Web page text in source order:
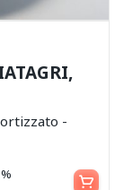
-
Aggiungi al carrello